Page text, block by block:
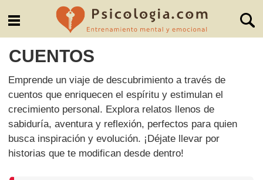
CUENTOS
Emprende un viaje de descubrimiento a través de
cuentos que enriquecen el espíritu y estimulan el
crecimiento personal. Explora relatos llenos de
sabiduría, aventura y reflexión, perfectos para quien
busca inspiración y evolución. ¡Déjate llevar por
historias que te modifican desde dentro!